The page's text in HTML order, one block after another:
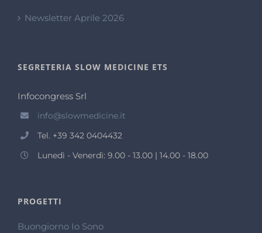
Newsletter Aprile 2026
SEGRETERIA SLOW MEDICINE ETS
Infocongress Srl
info@slowmedicine.it
Tel. +39 342 0404432
Lunedì - Venerdì: 9.00 - 13.00 | 14.00 - 18.00
PROGETTI
Buongiorno Io Sono